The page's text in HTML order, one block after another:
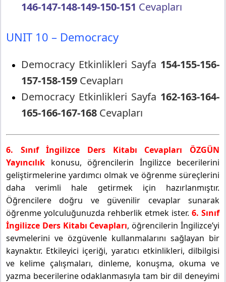
146-147-148-149-150-151 Cevapları
UNIT 10 – Democracy
Democracy Etkinlikleri Sayfa 154-155-156-
157-158-159 Cevapları
Democracy Etkinlikleri Sayfa 162-163-164-
165-166-167-168 Cevapları
6. Sınıf İngilizce Ders Kitabı Cevapları ÖZGÜN
Yayıncılık konusu, öğrencilerin İngilizce becerilerini
geliştirmelerine yardımcı olmak ve öğrenme süreçlerini
daha verimli hale getirmek için hazırlanmıştır.
Öğrencilere doğru ve güvenilir cevaplar sunarak
öğrenme yolculuğunuzda rehberlik etmek ister. 6. Sınıf
İngilizce Ders Kitabı Cevapları, öğrencilerin İngilizce’yi
sevmelerini ve özgüvenle kullanmalarını sağlayan bir
kaynaktır. Etkileyici içeriği, yaratıcı etkinlikleri, dilbilgisi
ve kelime çalışmaları, dinleme, konuşma, okuma ve
yazma becerilerine odaklanmasıyla tam bir dil deneyimi